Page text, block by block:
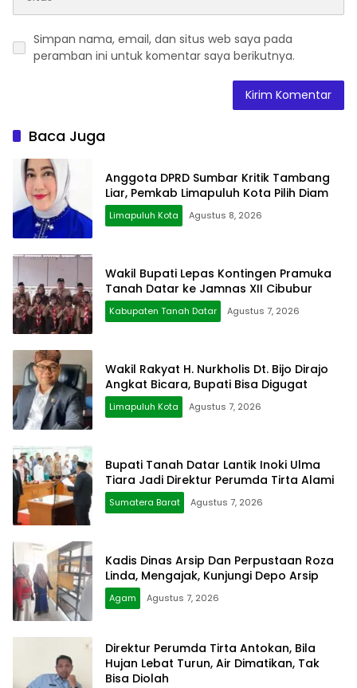
Simpan nama, email, dan situs web saya pada
peramban ini untuk komentar saya berikutnya.
Baca Juga
Anggota DPRD Sumbar Kritik Tambang
Liar, Pemkab Limapuluh Kota Pilih Diam
Limapuluh Kota Agustus 8, 2026
Wakil Bupati Lepas Kontingen Pramuka
Tanah Datar ke Jamnas XII Cibubur
Kabupaten Tanah Datar Agustus 7, 2026
Wakil Rakyat H. Nurkholis Dt. Bijo Dirajo
Angkat Bicara, Bupati Bisa Digugat
Limapuluh Kota Agustus 7, 2026
Bupati Tanah Datar Lantik Inoki Ulma
Tiara Jadi Direktur Perumda Tirta Alami
Sumatera Barat Agustus 7, 2026
Kadis Dinas Arsip Dan Perpustaan Roza
Linda, Mengajak, Kunjungi Depo Arsip
Agam Agustus 7, 2026
Direktur Perumda Tirta Antokan, Bila
Hujan Lebat Turun, Air Dimatikan, Tak
Bisa Diolah